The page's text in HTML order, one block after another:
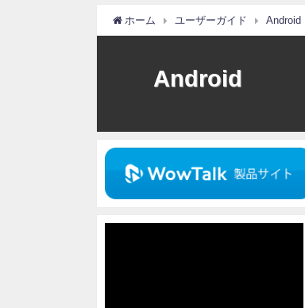
ホーム ユーザーガイド Android
Android